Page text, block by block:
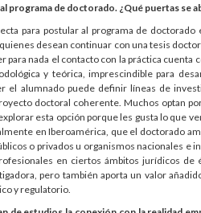
programa de doctorado. ¿Qué puertas se
para postular al programa de doctorado
desean continuar con una tesis
para nada el contacto con la práctica
y teórica, imprescindible para
el alumnado puede definir líneas de
doctoral coherente. Muchos optan
esta opción porque les gusta lo que
en Iberoamérica, que el doctorado
o privados u organismos nacionales
en ciertos ámbitos jurídicos
pero también aporta un valor
y regulatorio.